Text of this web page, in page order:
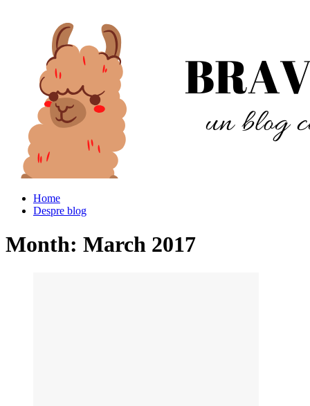
Home
Despre blog
Month: March 2017